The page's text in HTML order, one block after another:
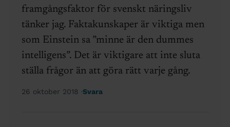
framgångsfaktor för svenskt näringsliv
tänker jag. Faktakunskaper är viktiga men
som Einstein sa ”minne är den dummes
intelligens”. Det är viktigare att inte sluta
ställa frågor än att göra rätt varje gång.
26 oktober 2018 Svara